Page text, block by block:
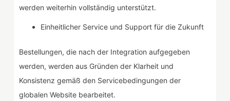
werden weiterhin vollständig unterstützt.
Einheitlicher Service und Support für die Zukunft
Bestellungen, die nach der Integration aufgegeben
werden, werden aus Gründen der Klarheit und
Konsistenz gemäß den Servicebedingungen der
globalen Website bearbeitet.